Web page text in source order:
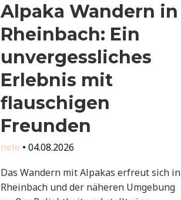
Alpaka Wandern in
Rheinbach: Ein
unvergessliches
Erlebnis mit
flauschigen
Freunden
nele • 04.08.2026
Das Wandern mit Alpakas erfreut sich in
Rheinbach und der näheren Umgebung